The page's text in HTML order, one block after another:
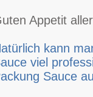
Appetit
kann
viel
Sauce